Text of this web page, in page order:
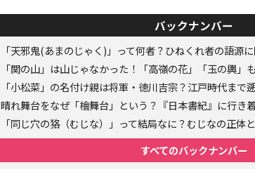
バックナンバー
「天邪鬼(あまのじゃく)」って何者？ひねくれ者の語源
「関の山」は山じゃなかった！「高嶺の花」「玉の輿」
「小松菜」の名付け親は将軍・徳川吉宗？江戸時代ま
晴れ舞台をなぜ「檜舞台」という？『日本書紀』に行き
「同じ穴の狢（むじな）」って結局なに？むじなの正体
すべてのバックナンバー